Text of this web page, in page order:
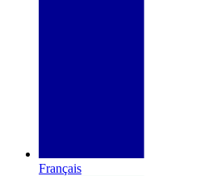
Français